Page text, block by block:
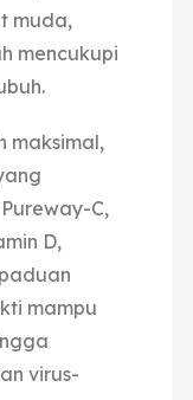
muda,
mencukupi
maksimal,
C,
D,
mampu
virus-